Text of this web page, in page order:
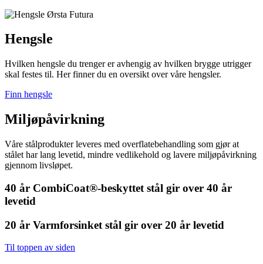
Hengsle
Hvilken hengsle du trenger er avhengig av hvilken brygge utrigger
skal festes til. Her finner du en oversikt over våre hengsler.
Finn hengsle
Miljøpåvirkning
Våre stålprodukter leveres med overflatebehandling som gjør at
stålet har lang levetid, mindre vedlikehold og lavere miljøpåvirkning
gjennom livsløpet.
40 år CombiCoat®-beskyttet stål gir over 40 år
levetid
20 år Varmforsinket stål gir over 20 år levetid
Til toppen av siden